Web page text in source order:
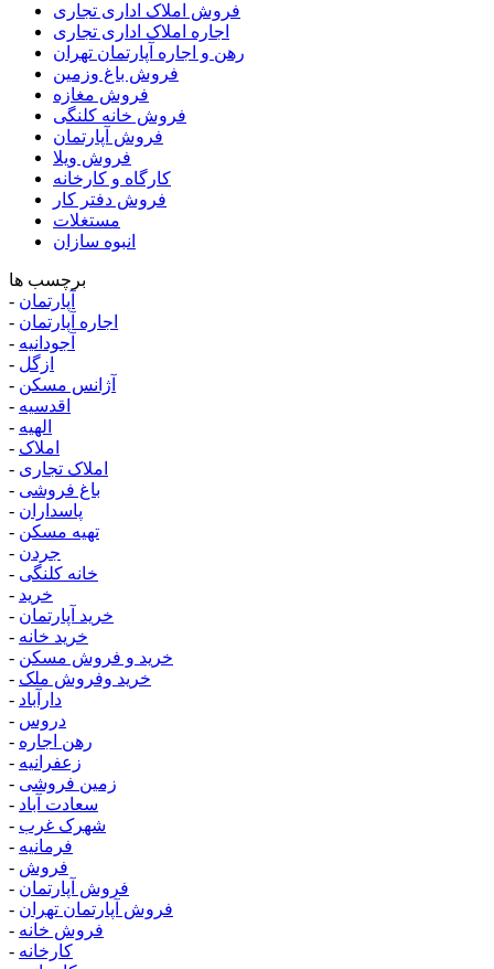
فروش املاک اداری تجاری
اجاره املاک اداری تجاری
رهن و اجاره آپارتمان تهران
فروش باغ وزمین
فروش مغازه
فروش خانه کلنگی
فروش آپارتمان
فروش ویلا
کارگاه و کارخانه
فروش دفتر کار
مستغلات
انبوه سازان
برچسب ها
- آپارتمان
- اجاره آپارتمان
- آجودانیه
- ازگل
- آژانس مسکن
- اقدسیه
- الهیه
- املاک
- املاک تجاری
- باغ فروشی
- پاسداران
- تهیه مسکن
- جردن
- خانه کلنگی
- خرید
- خرید آپارتمان
- خرید خانه
- خرید و فروش مسکن
- خرید وفروش ملک
- دارآباد
- دروس
- رهن اجاره
- زعفرانیه
- زمین فروشی
- سعادت آباد
- شهرک غرب
- فرمانیه
- فروش
- فروش آپارتمان
- فروش آپارتمان تهران
- فروش خانه
- کارخانه